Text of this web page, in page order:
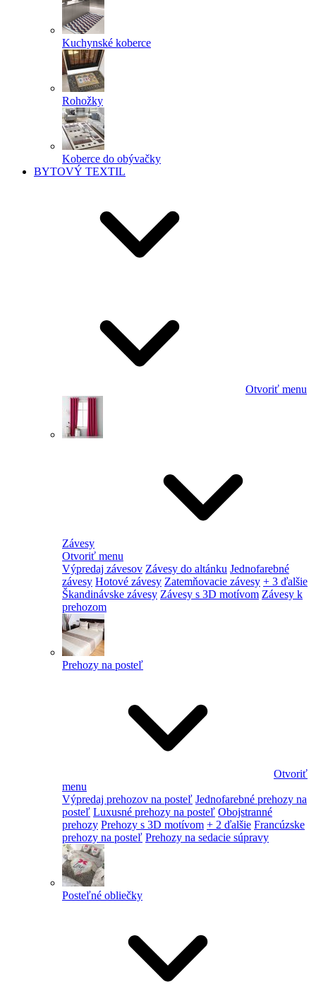
Kuchynské koberce
Rohožky
Koberce do obývačky
BYTOVÝ TEXTIL
Otvoriť menu
Závesy
Otvoriť menu
Výpredaj závesov Závesy do altánku Jednofarebné
závesy Hotové závesy Zatemňovacie závesy + 3 ďalšie
Škandinávske závesy Závesy s 3D motívom Závesy k
prehozom
Prehozy na posteľ
Otvoriť
menu
Výpredaj prehozov na posteľ Jednofarebné prehozy na
posteľ Luxusné prehozy na posteľ Obojstranné
prehozy Prehozy s 3D motívom + 2 ďalšie Francúzske
prehozy na posteľ Prehozy na sedacie súpravy
Posteľné obliečky